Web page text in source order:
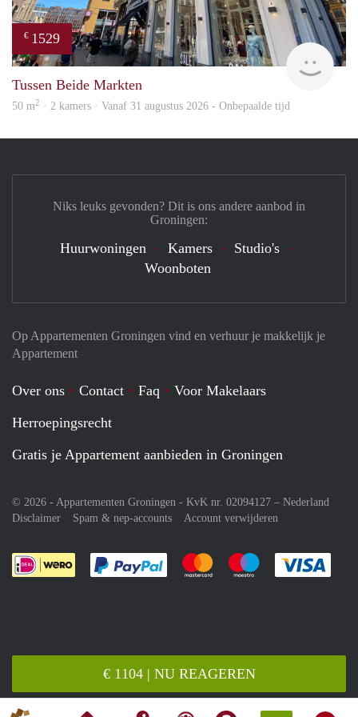
€ 1104 | NU REAGEREN
€ 1529
Tussen Beide Markten
50 m2 · 2 kamers · Vanaf 31 augustus 2026 - Onbepaalde tijd
Op Appartementen Groningen vind en verhuur je makkelijk je
Appartement
Over ons Contact Faq
Voor Makelaars
Herroepingsrecht
Gratis je Appartement aanbieden in Groningen
© 2026 - Appartementen Groningen - KvK nr. 02094127 – Nederland
Disclaimer
Spam & nep-accounts Account verwijderen
Je rekent gemakkelijk af met Paypal
Je rekent gemakkelijk af met
Je rekent
Niks leuks gevonden? Dit is ons andere aanbod in
Groningen:
Huurwoningen Kamers
Studio's
Woonboten